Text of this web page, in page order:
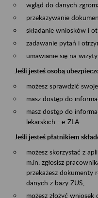
wgląd do danych
przekazywanie
składanie wniosków i
zadawanie pytań i
umawianie się na
Jeśli jesteś osobą
możesz sprawdzić
masz dostęp do
masz dostęp do
lekarskich - e-ZLA
Jeśli jesteś płatnikiem
możesz skorzystać z
m.in. zgłosisz
przekażesz dokumenty
danych z bazy ZUS,
możesz złożyć